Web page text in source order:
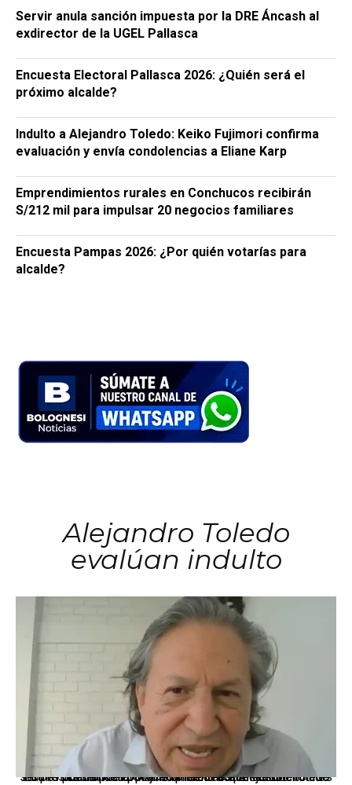
Servir anula sanción impuesta por la DRE Áncash al
exdirector de la UGEL Pallasca
Encuesta Electoral Pallasca 2026: ¿Quién será el
próximo alcalde?
Indulto a Alejandro Toledo: Keiko Fujimori confirma
evaluación y envía condolencias a Eliane Karp
Emprendimientos rurales en Conchucos recibirán
S/212 mil para impulsar 20 negocios familiares
Encuesta Pampas 2026: ¿Por quién votarías para
alcalde?
Alejandro Toledo
evalúan indulto
La presidenta Keiko Fujimori informó que la solicitud de indulto presentada por el expresidente Alejandro Toledo será evaluada por la Comisión de Gracias Presidenciales conforme al procedimiento establecido.